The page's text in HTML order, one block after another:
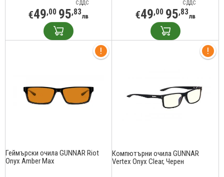
С ДДС
€49,00 95,83лв
С ДДС
€49,00 95,83лв
Геймърски очила GUNNAR Riot
Onyx Amber Max
Компютърни очила GUNNAR
Vertex Onyx Clear, Черен